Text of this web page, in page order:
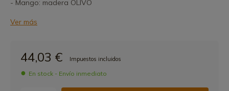
- Mango: madera OLIVO
Ver más
44,03 € Impuestos incluidos
En stock - Envío inmediato